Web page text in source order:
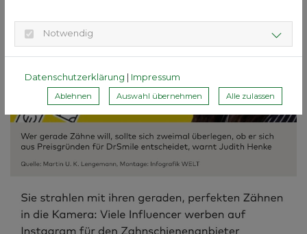
Notwendig
Datenschutzerklärung | Impressum
Ablehnen Auswahl übernehmen Alle zulassen